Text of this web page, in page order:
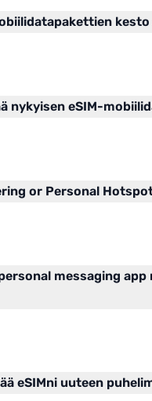
kesto
nykyisen eSIM-
or Personal
messaging
eSIMni uuteen